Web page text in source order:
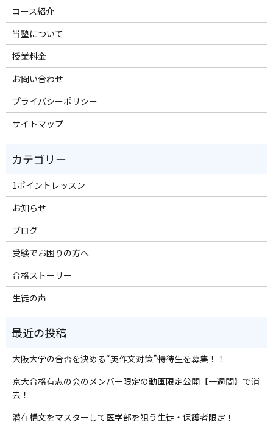
コース紹介
当塾について
授業料金
お問い合わせ
プライバシーポリシー
サイトマップ
1ポイントレッスン
お知らせ
ブログ
受験でお困りの方へ
合格ストーリー
生徒の声
大阪大学の合否を決める“英作文対策”特待生を募集！！
京大合格有志の会のメンバー限定の動画限定公開【一週間】で消
去！
潜在構文をマスターして医学部を狙う生徒・保護者限定！